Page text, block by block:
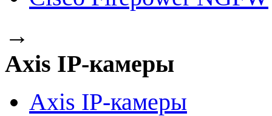
→
Axis IP-камеры
Axis IP-камеры